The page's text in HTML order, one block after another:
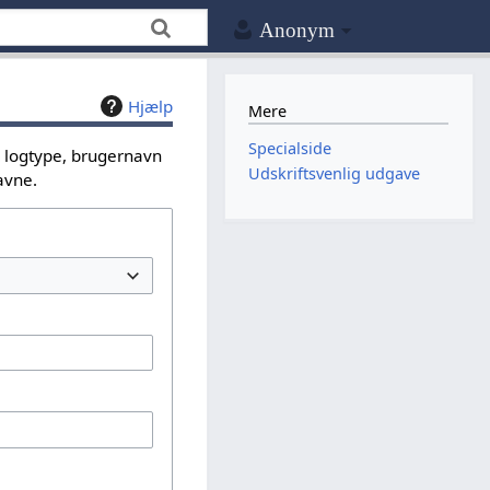
Anonym
Hjælp
brugernavn
Mere
Specialside
Udskriftsvenlig udgave